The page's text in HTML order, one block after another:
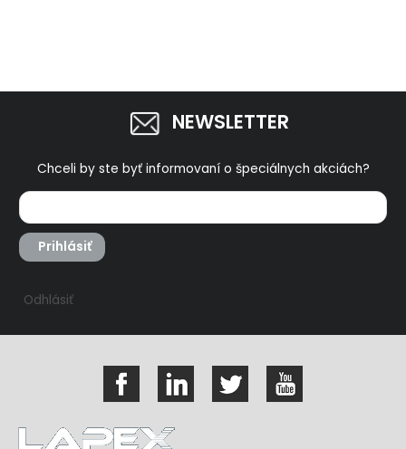
NEWSLETTER
Chceli by ste byť informovaní o špeciálnych akciách?
Prihlásiť
Odhlásiť